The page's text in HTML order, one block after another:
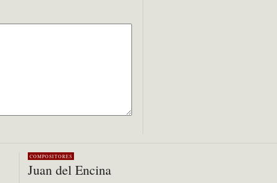
COMPOSITORES
Juan del Encina